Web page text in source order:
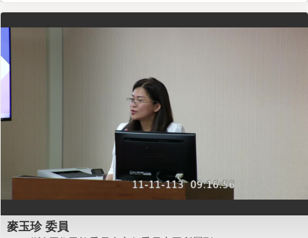
麥玉珍 委員